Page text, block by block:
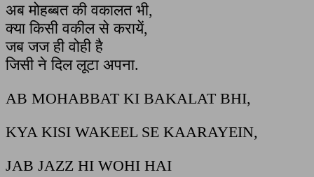
अब मोहब्बत की वकालत भी,
क्या किसी वकील से करायें,
जब जज ही वोही है
जिसी ने दिल लूटा अपना.
AB MOHABBAT KI BAKALAT BHI,
KYA KISI WAKEEL SE KAARAYEIN,
JAB JAZZ HI WOHI HAI